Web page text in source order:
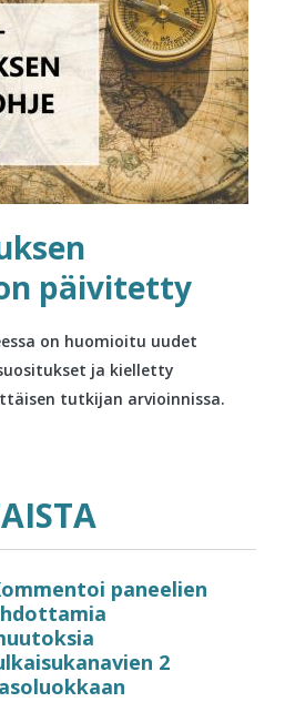
päivitetty
on huomioitu uudet
ja kielletty
tutkijan arvioinnissa.
paneelien
2